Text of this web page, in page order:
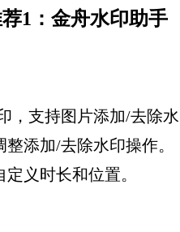
1：金舟水印助手
，支持图片添加/去除水
添加/去除水印操作。
义时长和位置。